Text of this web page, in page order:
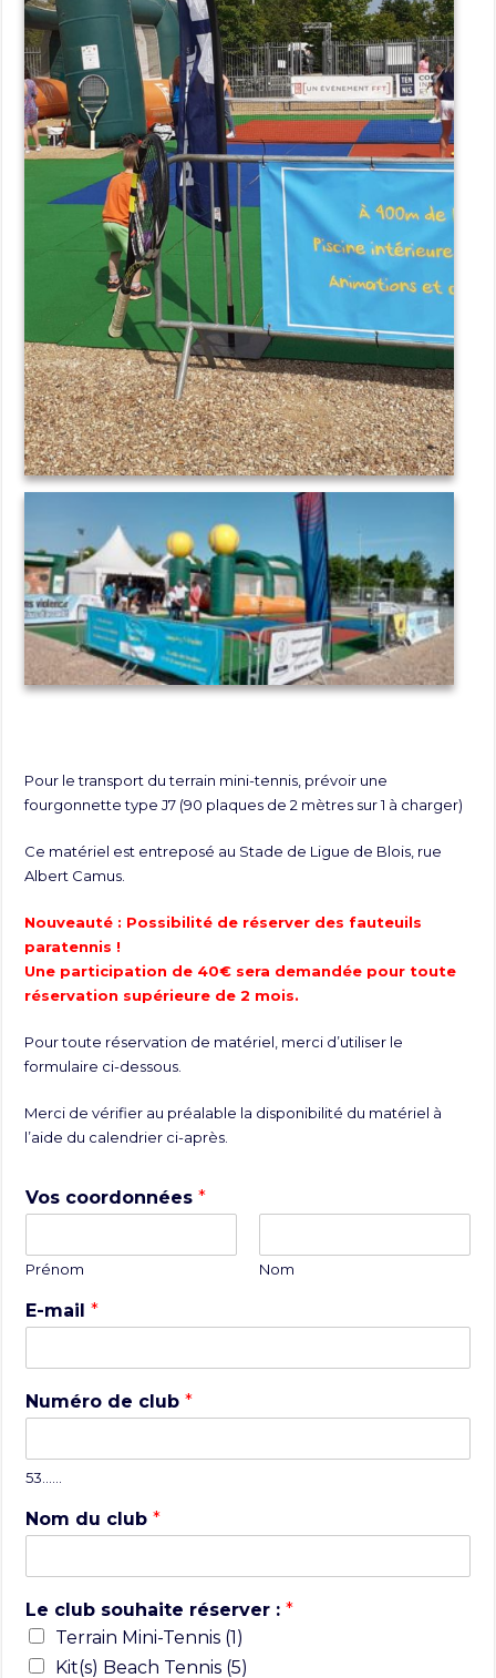
Pour le transport du terrain mini-tennis, prévoir une
fourgonnette type J7 (90 plaques de 2 mètres sur 1 à charger)
Ce matériel est entreposé au Stade de Ligue de Blois, rue
Albert Camus.
Nouveauté : Possibilité de réserver des fauteuils
paratennis !
Une participation de 40€ sera demandée pour toute
réservation supérieure de 2 mois.
Pour toute réservation de matériel, merci d’utiliser le
formulaire ci-dessous.
Merci de vérifier au préalable la disponibilité du matériel à
l’aide du calendrier ci-après.
Vos coordonnées*
Prénom Nom
E-mail*
Numéro de club*
53……
Nom du club*
Le club souhaite réserver :*
Terrain Mini-Tennis (1)
Kit(s) Beach Tennis (5)